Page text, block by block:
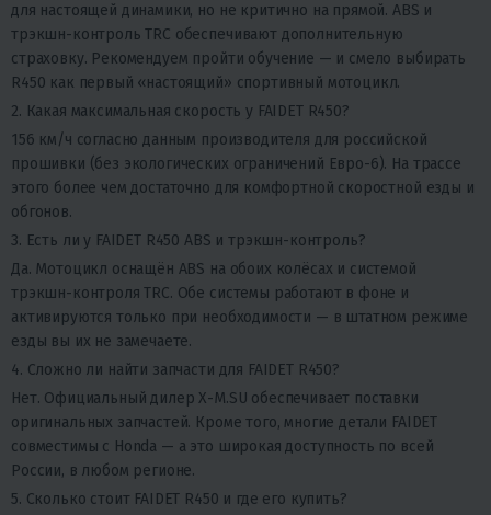
для настоящей динамики, но не критично на прямой. ABS и
трэкшн-контроль TRC обеспечивают дополнительную
страховку. Рекомендуем пройти обучение — и смело выбирать
R450 как первый «настоящий» спортивный мотоцикл.
2. Какая максимальная скорость у FAIDET R450?
156 км/ч согласно данным производителя для российской
прошивки (без экологических ограничений Евро-6). На трассе
этого более чем достаточно для комфортной скоростной езды и
обгонов.
3. Есть ли у FAIDET R450 ABS и трэкшн-контроль?
Да. Мотоцикл оснащён ABS на обоих колёсах и системой
трэкшн-контроля TRC. Обе системы работают в фоне и
активируются только при необходимости — в штатном режиме
езды вы их не замечаете.
4. Сложно ли найти запчасти для FAIDET R450?
Нет. Официальный дилер X-M.SU обеспечивает поставки
оригинальных запчастей. Кроме того, многие детали FAIDET
совместимы с Honda — а это широкая доступность по всей
России, в любом регионе.
5. Сколько стоит FAIDET R450 и где его купить?